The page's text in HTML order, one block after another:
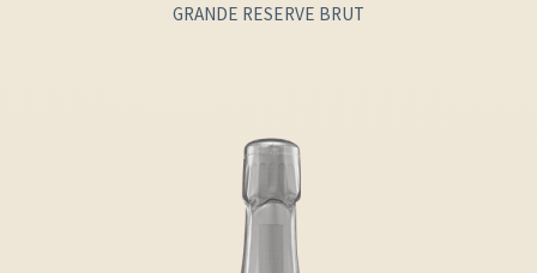
GRANDE RESERVE BRUT